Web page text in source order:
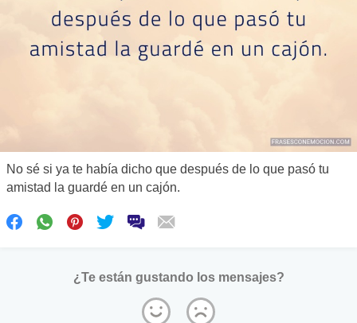
No sé si ya te había dicho que después de lo que pasó tu
amistad la guardé en un cajón.
¿Te están gustando los mensajes?